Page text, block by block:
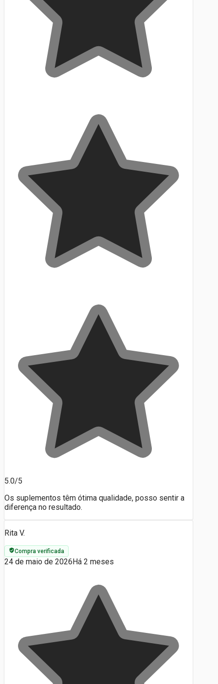
5.0/5
Os suplementos têm ótima qualidade, posso sentir a
diferença no resultado.
Rita V.
Compra verificada
24 de maio de 2026Há 2 meses